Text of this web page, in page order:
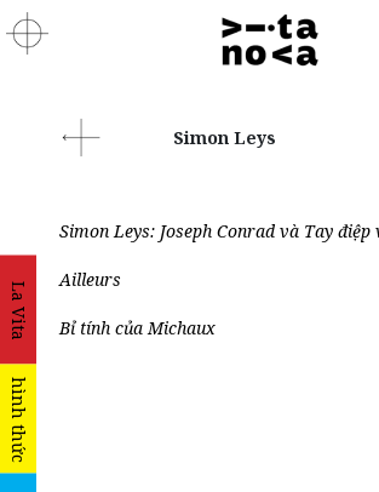
La Vita
hình thức
Simon Leys
Simon Leys: Joseph Conrad và Tay điệp
Ailleurs
Bỉ tính của Michaux